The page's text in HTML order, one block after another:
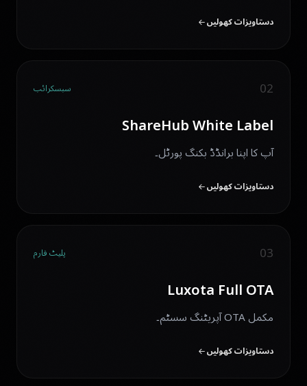
دستاویزات کھولیں
02 سبسکرائب
ShareHub White Label
آپ کا اپنا برانڈڈ بکنگ پورٹل۔
دستاویزات کھولیں
03 پلیٹ فارم
Luxota Full OTA
مکمل OTA آپریٹنگ سسٹم۔
دستاویزات کھولیں